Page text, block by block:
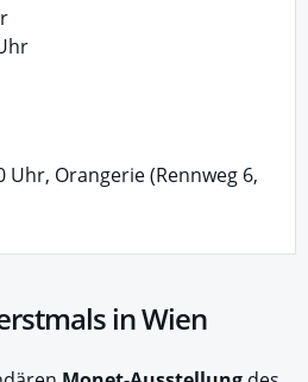
Uhr, Orangerie (Rennweg 6,
in Wien